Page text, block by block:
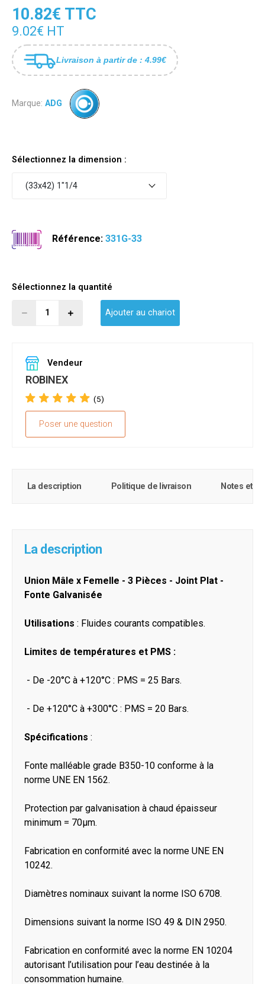
10.82€ TTC
9.02€ HT
Livraison à partir de : 4.99€
Marque: ADG
Sélectionnez la dimension :
(33x42) 1"1/4
Référence:331G-33
Sélectionnez la quantité
Ajouter au chariot
Vendeur
ROBINEX
(5)
Poser une question
La description Politique de livraison Notes et
La description
Union Mâle x Femelle - 3 Pièces - Joint Plat -
Fonte Galvanisée
Utilisations : Fluides courants compatibles.
Limites de températures et PMS :
- De -20°C à +120°C : PMS = 25 Bars.
- De +120°C à +300°C : PMS = 20 Bars.
Spécifications :
Fonte malléable grade B350-10 conforme à la
norme UNE EN 1562.
Protection par galvanisation à chaud épaisseur
minimum = 70μm.
Fabrication en conformité avec la norme UNE EN
10242.
Diamètres nominaux suivant la norme ISO 6708.
Dimensions suivant la norme ISO 49 & DIN 2950.
Fabrication en conformité avec la norme EN 10204
autorisant l’utilisation pour l’eau destinée à la
consommation humaine.